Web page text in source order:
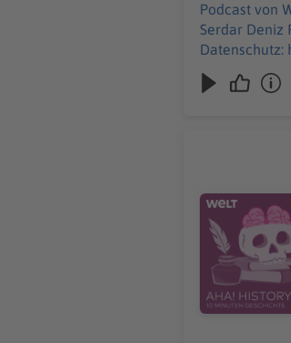
Podcast von WELT. Immer
Serdar Deniz Redaktion,
Datenschutz:
Audiotitel -